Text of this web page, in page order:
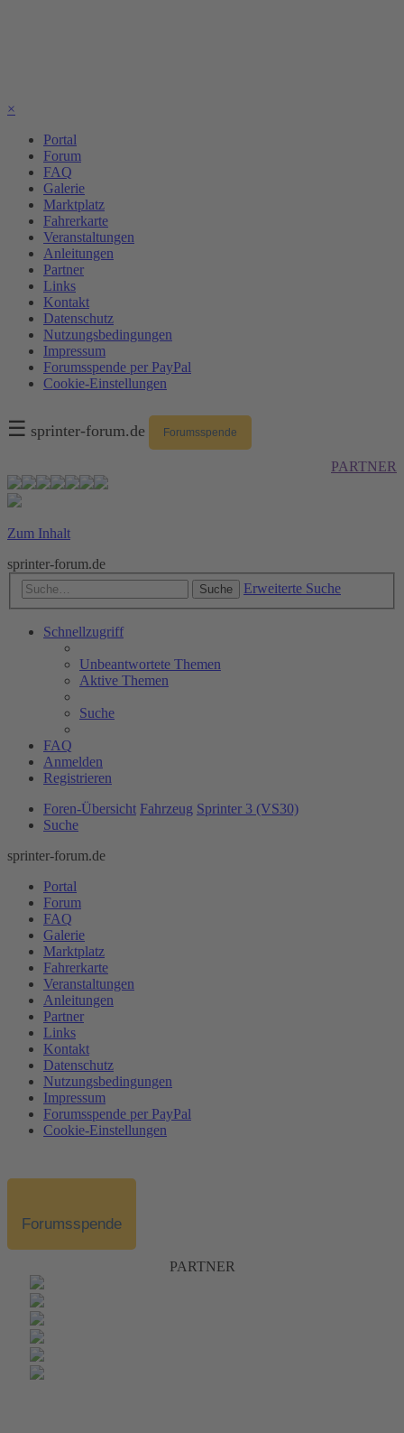
×
Portal
Forum
FAQ
Galerie
Marktplatz
Fahrerkarte
Veranstaltungen
Anleitungen
Partner
Links
Kontakt
Datenschutz
Nutzungsbedingungen
Impressum
Forumsspende per PayPal
Cookie-Einstellungen
☰ sprinter-forum.de Forumsspende
PARTNER
Zum Inhalt
sprinter-forum.de
Suche Erweiterte Suche
Schnellzugriff
Unbeantwortete Themen
Aktive Themen
Suche
FAQ
Anmelden
Registrieren
Foren-Übersicht Fahrzeug Sprinter 3 (VS30)
Suche
sprinter-forum.de
Portal
Forum
FAQ
Galerie
Marktplatz
Fahrerkarte
Veranstaltungen
Anleitungen
Partner
Links
Kontakt
Datenschutz
Nutzungsbedingungen
Impressum
Forumsspende per PayPal
Cookie-Einstellungen
Forumsspende
PARTNER